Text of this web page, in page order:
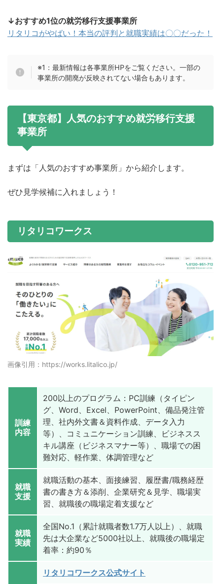
↓おすすめ1位の就労移行支援事業所
リタリコがやばい！本当の評判と就職実績は〇〇だった！
※1：最新情報は各事業所HPをご覧ください。一部の
事業所の開廃が反映されてない場合もあります。
【東京都】人気のおすすめ就労移行支援
事業所
まずは「人気のおすすめ事業所」から紹介します。
ぜひ見学候補に入れましょう！
リタリコワークス
画像引用：https://works.litalico.jp/
訓練
内容
200以上のプログラム：PC訓練（タイピン
グ、Word、Excel、PowerPoint、備品発注管
理、社内外文書＆資料作成、データ入力
等）、コミュニケーション訓練、ビジネスス
キル講座（ビジネスマナー等）、職場での困
難対応、軽作業、体調管理など
就職
支援
就職活動の基本、面接練習、履歴書/職務経歴
書の書き方＆添削、企業研究＆見学、職場実
習、就職後の職場定着支援など
就職
実績
全国No.1（累計就職者数1.7万人以上）、就職
先は大企業など5000社以上、就職後の職場定
着率：約90％
リタリコワークス公式サイト